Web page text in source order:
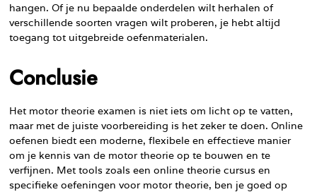
hangen. Of je nu bepaalde onderdelen wilt herhalen of
verschillende soorten vragen wilt proberen, je hebt altijd
toegang tot uitgebreide oefenmaterialen.
Conclusie
Het motor theorie examen is niet iets om licht op te vatten,
maar met de juiste voorbereiding is het zeker te doen. Online
oefenen biedt een moderne, flexibele en effectieve manier
om je kennis van de motor theorie op te bouwen en te
verfijnen. Met tools zoals een online theorie cursus en
specifieke oefeningen voor motor theorie, ben je goed op